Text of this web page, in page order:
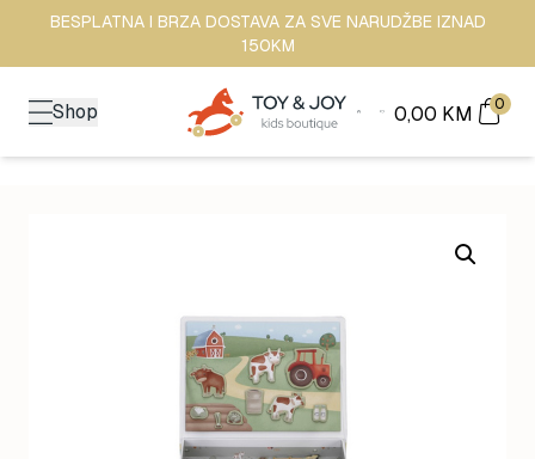
BESPLATNA I BRZA DOSTAVA ZA SVE NARUDŽBE IZNAD
150KM
Shop 0,00 KM 0